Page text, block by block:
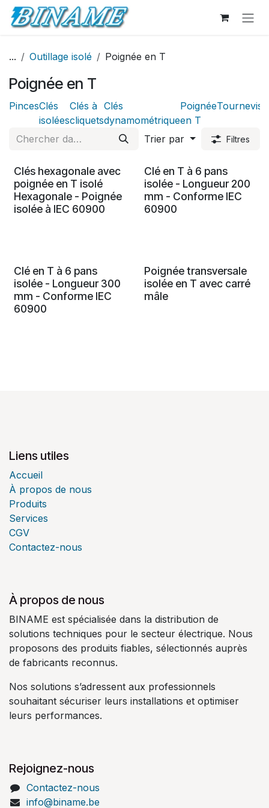
Se rendre au contenu
... Outillage isolé Poignée en T
Poignée en T
PincesClés
isolées
Clés à
cliquets
Clés
dynamométrique
Poignée
en T
Tournevis
Trier par Filtres
Clés hexagonale avec
poignée en T isolé
Hexagonale - Poignée
isolée à IEC 60900
Clé en T à 6 pans
isolée - Longueur 200
mm - Conforme IEC
60900
Clé en T à 6 pans
isolée - Longueur 300
mm - Conforme IEC
60900
Poignée transversale
isolée en T avec carré
mâle
Liens utiles
Accueil
À propos de nous
Produits
Services
CGV
Contactez-nous
À propos de nous
BINAME est spécialisée dans la distribution de
solutions techniques pour le secteur électrique. Nous
proposons des produits fiables, sélectionnés auprès
de fabricants reconnus.
Nos solutions s’adressent aux professionnels
souhaitant sécuriser leurs installations et optimiser
leurs performances.
Rejoignez-nous
Contactez-nous
info@biname.be